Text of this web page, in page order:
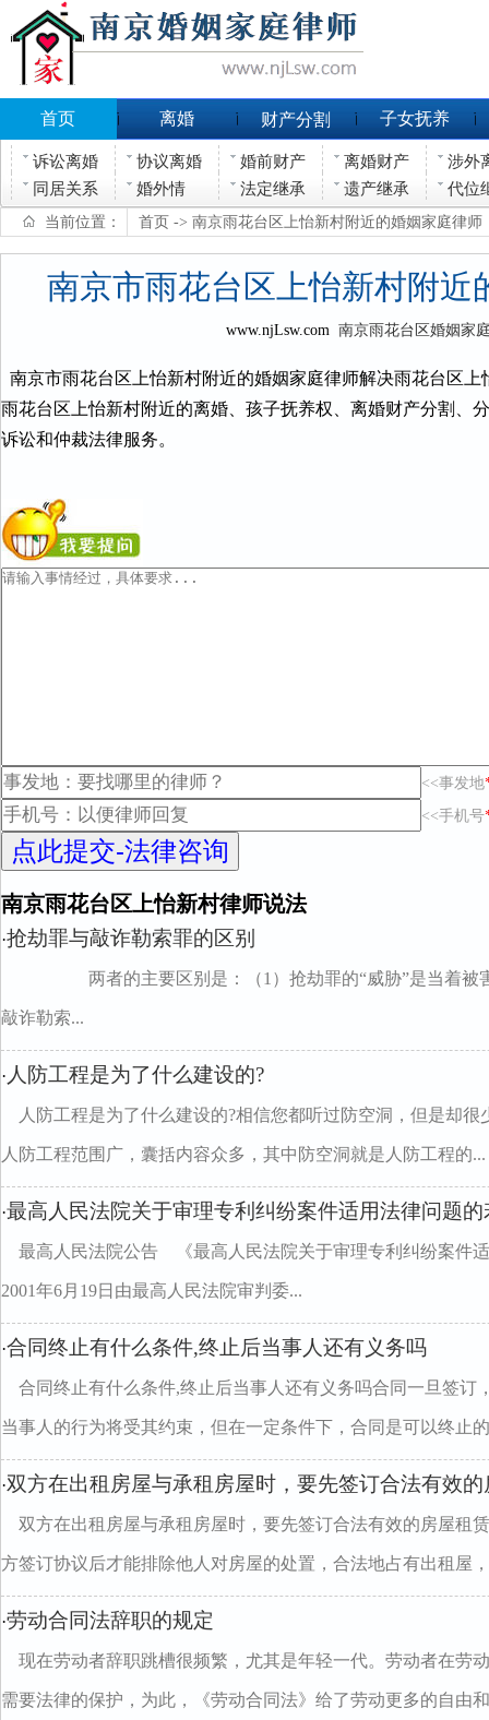
首页 离婚 财产分割 子女抚养
诉讼离婚 协议离婚 婚前财产 离婚财产
涉外
同居关系
婚外情 法定继承 遗产继承 代位
当前位置： 首页 -> 南京雨花台区上怡新村附近的婚姻家庭律师
南京市雨花台区上怡新村附近
www.njLsw.com南京雨花台区婚姻家
南京市雨花台区上怡新村附近的婚姻家庭律师解决雨花台区
雨花台区上怡新村附近的离婚、孩子抚养权、离婚财产分割、
诉讼和仲裁法律服务。
<<事发地
<<手机号
南京雨花台区上怡新村律师说法
·抢劫罪与敲诈勒索罪的区别
两者的主要区别是：（1）抢劫罪的“威胁”是当着被害
敲诈勒索...
· 人防工程是为了什么建设的?
人防工程是为了什么建设的?相信您都听过防空洞，但是却
人防工程范围广，囊括内容众多，其中防空洞就是人防工程的...
·最高人民法院关于审理专利纠纷案件适用法律问题
最高人民法院公告 《最高人民法院关于审理专利纠纷案件
2001年6月19日由最高人民法院审判委...
·合同终止有什么条件,终止后当事人还有义务吗
合同终止有什么条件,终止后当事人还有义务吗合同一旦签订
当事人的行为将受其约束，但在一定条件下，合同是可以终止
·双方在出租房屋与承租房屋时，要先签订合法有效
双方在出租房屋与承租房屋时，要先签订合法有效的房屋租
方签订协议后才能排除他人对房屋的处置，合法地占有出租屋
·劳动合同法辞职的规定
现在劳动者辞职跳槽很频繁，尤其是年轻一代。劳动者在劳
需要法律的保护，为此，《劳动合同法》给了劳动更多的自由